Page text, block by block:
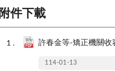
附件下載
許春金等-矯正機關
114-01-13